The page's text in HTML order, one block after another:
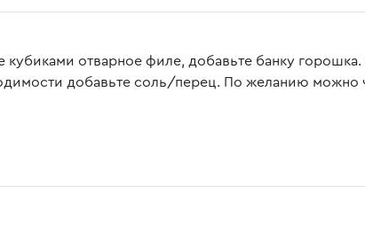
кубиками отварное филе, добавьте банку
добавьте соль/перец. По желанию можно